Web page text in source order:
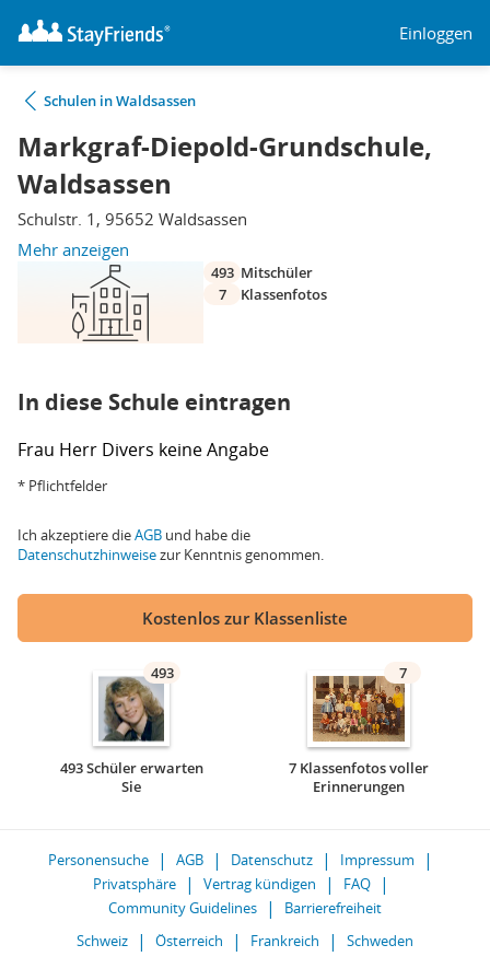
Einloggen
Schulen in Waldsassen
Markgraf-Diepold-Grundschule,
Waldsassen
Schulstr. 1, 95652 Waldsassen
Mehr anzeigen
493 Mitschüler
7
Klassenfotos
In diese Schule eintragen
Frau Herr Divers keine Angabe
* Pflichtfelder
Ich akzeptiere dieAGB und habe die
Datenschutzhinweisezur Kenntnis genommen.
Kostenlos zur Klassenliste
493
493 Schüler erwarten
Sie
7
7 Klassenfotos voller
Erinnerungen
Personensuche AGB Datenschutz
Impressum
Privatsphäre
Vertrag kündigen
FAQ
Community Guidelines
Barrierefreiheit
Schweiz
Österreich Frankreich Schweden